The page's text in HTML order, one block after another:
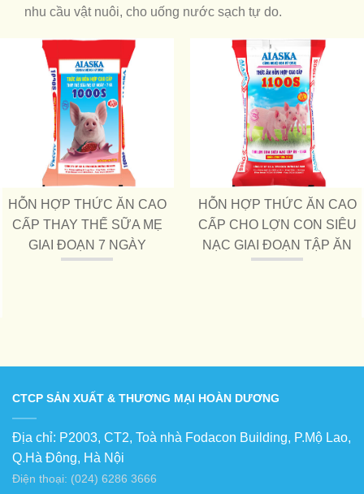
nhu cầu vật nuôi, cho uống nước sạch tự do.
HỖN HỢP THỨC ĂN CAO
CẤP THAY THẾ SỮA MẸ
GIAI ĐOẠN 7 NGÀY
HỖN HỢP THỨC ĂN CAO
CẤP CHO LỢN CON SIÊU
NẠC GIAI ĐOẠN TẬP ĂN
CTCP SẢN XUẤT & THƯƠNG MẠI HOÀN DƯƠNG
Địa chỉ: P2003, CT2, Toà nhà Fodacon Building, P.Mộ Lao,
Q.Hà Đông, Hà Nội
Điện thoại: (024) 6286 3666